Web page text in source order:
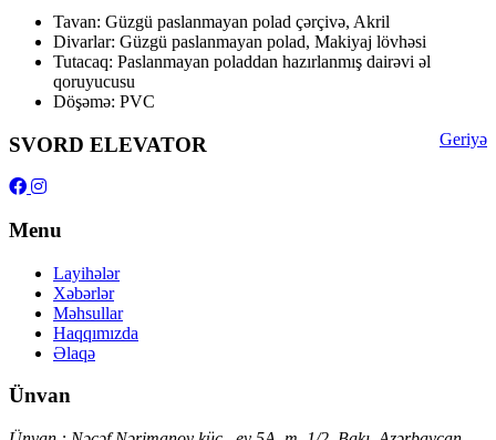
Tavan: Güzgü paslanmayan polad çərçivə, Akril
Divarlar: Güzgü paslanmayan polad, Makiyaj lövhəsi
Tutacaq: Paslanmayan poladdan hazırlanmış dairəvi əl
qoruyucusu
Döşəmə: PVC
Geriyə
SVORD ELEVATOR
Menu
Layihələr
Xəbərlər
Məhsullar
Haqqımızda
Əlaqə
Ünvan